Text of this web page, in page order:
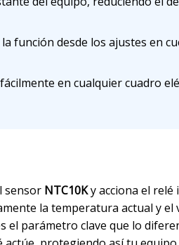
función desde los ajustes en
en cualquier cuadro
sensor NTC10Ky acciona el relé
la temperatura actual y
el parámetro clave que lo